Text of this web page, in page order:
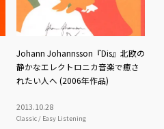
Johann Johannsson『Dis』北欧の
静かなエレクトロニカ音楽で癒さ
れたい人へ (2006年作品)
2013.10.28
Classic / Easy Listening